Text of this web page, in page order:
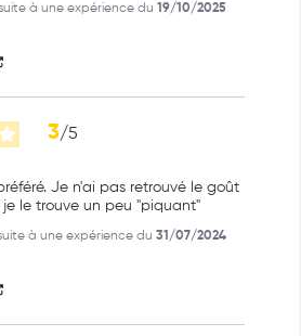
à une expérience du 19/10/2025
3/5
Je n'ai pas retrouvé le goût
le trouve un peu "piquant"
à une expérience du 31/07/2024